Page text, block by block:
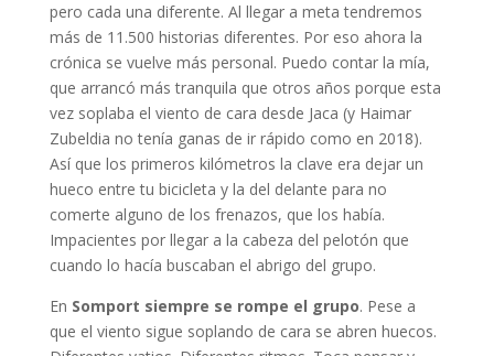
pero cada una diferente. Al llegar a meta tendremos
más de 11.500 historias diferentes. Por eso ahora la
crónica se vuelve más personal. Puedo contar la mía,
que arrancó más tranquila que otros años porque esta
vez soplaba el viento de cara desde Jaca (y Haimar
Zubeldia no tenía ganas de ir rápido como en 2018).
Así que los primeros kilómetros la clave era dejar un
hueco entre tu bicicleta y la del delante para no
comerte alguno de los frenazos, que los había.
Impacientes por llegar a la cabeza del pelotón que
cuando lo hacía buscaban el abrigo del grupo.
En Somport siempre se rompe el grupo. Pese a
que el viento sigue soplando de cara se abren huecos.